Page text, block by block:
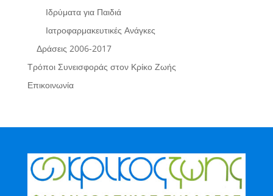
Ιδρύματα για Παιδιά
Ιατροφαρμακευτικές Ανάγκες
Δράσεις 2006-2017
Τρόποι Συνεισφοράς στον Κρίκο Ζωής
Επικοινωνία